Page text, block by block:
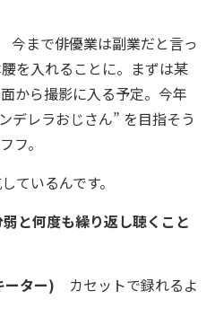
今まで俳優業は副業だと言っ
を入れることに。まずは某
から撮影に入る予定。今年
デレラおじさん” を目指そう
フ。
ているんです。
と何度も繰り返し聴くこと
ーター) カセットで録れるよ